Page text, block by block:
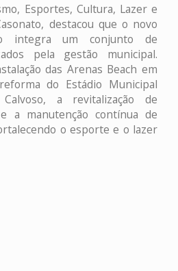
Esportes, Cultura, Lazer e
destacou que o novo
integra um conjunto de
pela gestão municipal.
das Arenas Beach em
do Estádio Municipal
a revitalização de
a manutenção contínua de
o esporte e o lazer